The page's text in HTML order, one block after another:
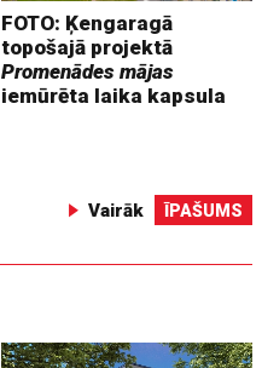
FOTO: Ķengaragā
topošajā projektā
Promenādes mājas
iemūrēta laika kapsula
Vairāk ĪPAŠUMS